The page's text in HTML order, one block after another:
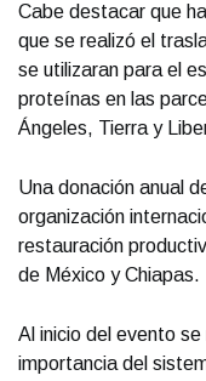
Cabe destacar que
que se realizó el
se utilizaran para el
proteínas en las
Ángeles, Tierra y
Una donación anual
organización
restauración
de México y Chiapas.
Al inicio del evento
importancia del